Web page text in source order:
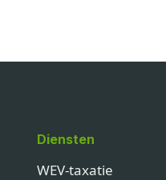
Diensten
WEV-taxatie